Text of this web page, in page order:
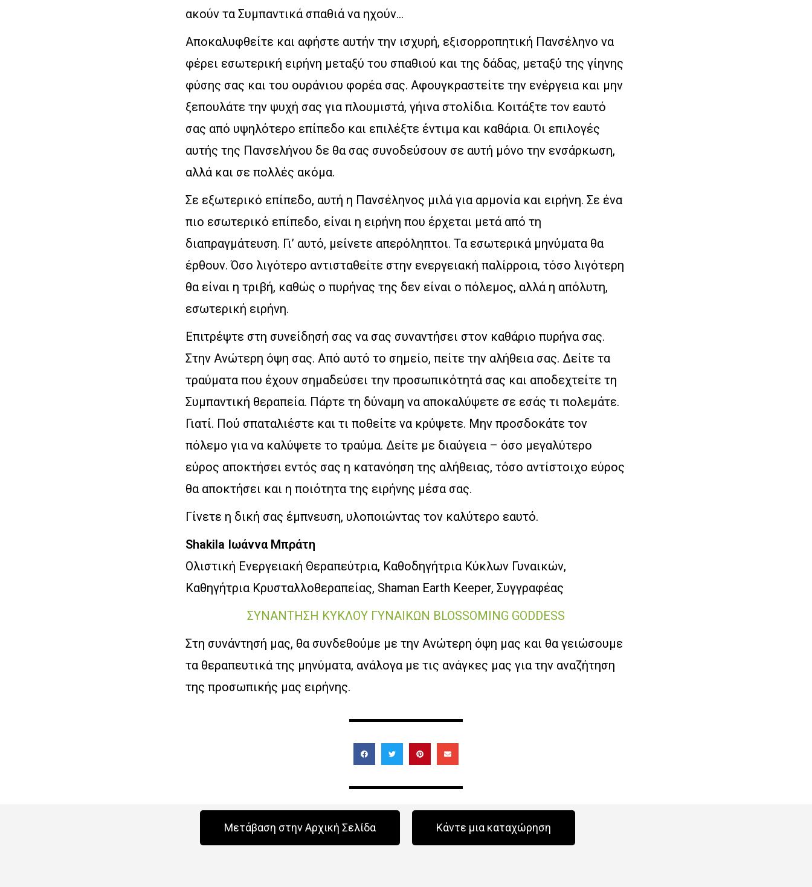
ακούν τα Συμπαντικά σπαθιά να ηχούν…
Αποκαλυφθείτε και αφήστε αυτήν την ισχυρή, εξισορροπητική Πανσέληνο να
φέρει εσωτερική ειρήνη μεταξύ του σπαθιού και της δάδας, μεταξύ της γίηνης
φύσης σας και του ουράνιου φορέα σας. Αφουγκραστείτε την ενέργεια και μην
ξεπουλάτε την ψυχή σας για πλουμιστά, γήινα στολίδια. Κοιτάξτε τον εαυτό
σας από υψηλότερο επίπεδο και επιλέξτε έντιμα και καθάρια. Οι επιλογές
αυτής της Πανσελήνου δε θα σας συνοδεύσουν σε αυτή μόνο την ενσάρκωση,
αλλά και σε πολλές ακόμα.
Σε εξωτερικό επίπεδο, αυτή η Πανσέληνος μιλά για αρμονία και ειρήνη. Σε ένα
πιο εσωτερικό επίπεδο, είναι η ειρήνη που έρχεται μετά από τη
διαπραγμάτευση. Γι’ αυτό, μείνετε απερόληπτοι. Τα εσωτερικά μηνύματα θα
έρθουν. Όσο λιγότερο αντισταθείτε στην ενεργειακή παλίρροια, τόσο λιγότερη
θα είναι η τριβή, καθώς ο πυρήνας της δεν είναι ο πόλεμος, αλλά η απόλυτη,
εσωτερική ειρήνη.
Επιτρέψτε στη συνείδησή σας να σας συναντήσει στον καθάριο πυρήνα σας.
Στην Ανώτερη όψη σας. Από αυτό το σημείο, πείτε την αλήθεια σας. Δείτε τα
τραύματα που έχουν σημαδεύσει την προσωπικότητά σας και αποδεχτείτε τη
Συμπαντική θεραπεία. Πάρτε τη δύναμη να αποκαλύψετε σε εσάς τι πολεμάτε.
Γιατί. Πού σπαταλιέστε και τι ποθείτε να κρύψετε. Μην προσδοκάτε τον
πόλεμο για να καλύψετε το τραύμα. Δείτε με διαύγεια – όσο μεγαλύτερο
εύρος αποκτήσει εντός σας η κατανόηση της αλήθειας, τόσο αντίστοιχο εύρος
θα αποκτήσει και η ποιότητα της ειρήνης μέσα σας.
Γίνετε η δική σας έμπνευση, υλοποιώντας τον καλύτερο εαυτό.
Shakila Ιωάννα Μπράτη
Ολιστική Ενεργειακή Θεραπεύτρια, Καθοδηγήτρια Κύκλων Γυναικών,
Καθηγήτρια Κρυσταλλοθεραπείας, Shaman Earth Keeper, Συγγραφέας
ΣΥΝΑΝΤΗΣΗ ΚΥΚΛΟΥ ΓΥΝΑΙΚΩΝ BLOSSOMING GODDESS
Στη συνάντησή μας, θα συνδεθούμε με την Ανώτερη όψη μας και θα γειώσουμε
τα θεραπευτικά της μηνύματα, ανάλογα με τις ανάγκες μας για την αναζήτηση
της προσωπικής μας ειρήνης.
Μετάβαση στην Αρχική Σελίδα Κάντε μια καταχώρηση